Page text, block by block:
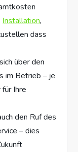
Installation,
dass
über den
im Betrieb – je
Ihre
den Ruf des
– dies